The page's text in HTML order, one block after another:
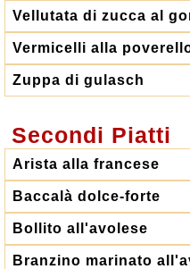
Vellutata di zucca al
Vermicelli alla
Zuppa di gulasch
Secondi Piatti
Arista alla francese
Baccalà dolce-forte
Bollito all'avolese
Branzino marinato